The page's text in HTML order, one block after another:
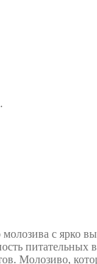
молозива с
Молозиво,